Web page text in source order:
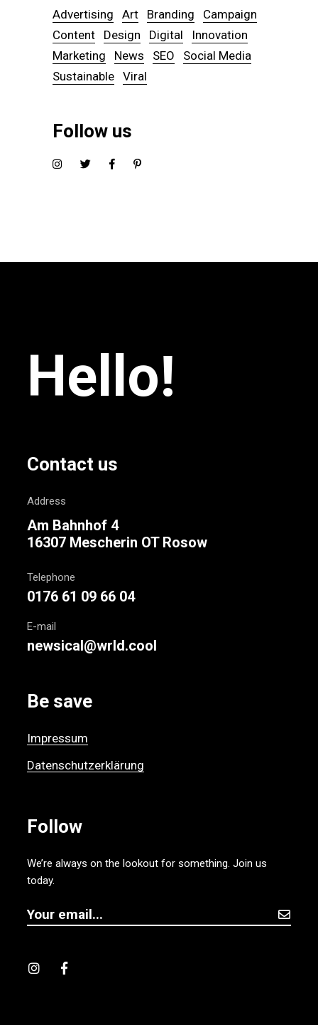
Advertising Art Branding
Campaign
Content
Design Digital
Innovation
Marketing
News SEO
Social Media
Sustainable Viral
Follow us
Hello!
Contact us
Address
Am Bahnhof 4
16307 Mescherin OT Rosow
Telephone
0176 61 09 66 04
E-mail
newsical@wrld.cool
Be save
Impressum
Datenschutzerklärung
Follow
We’re always on the lookout for something. Join us
today.